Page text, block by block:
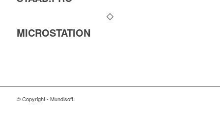
MICROSTATION
© Copyright - Mundisoft